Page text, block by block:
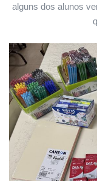
alguns dos alunos